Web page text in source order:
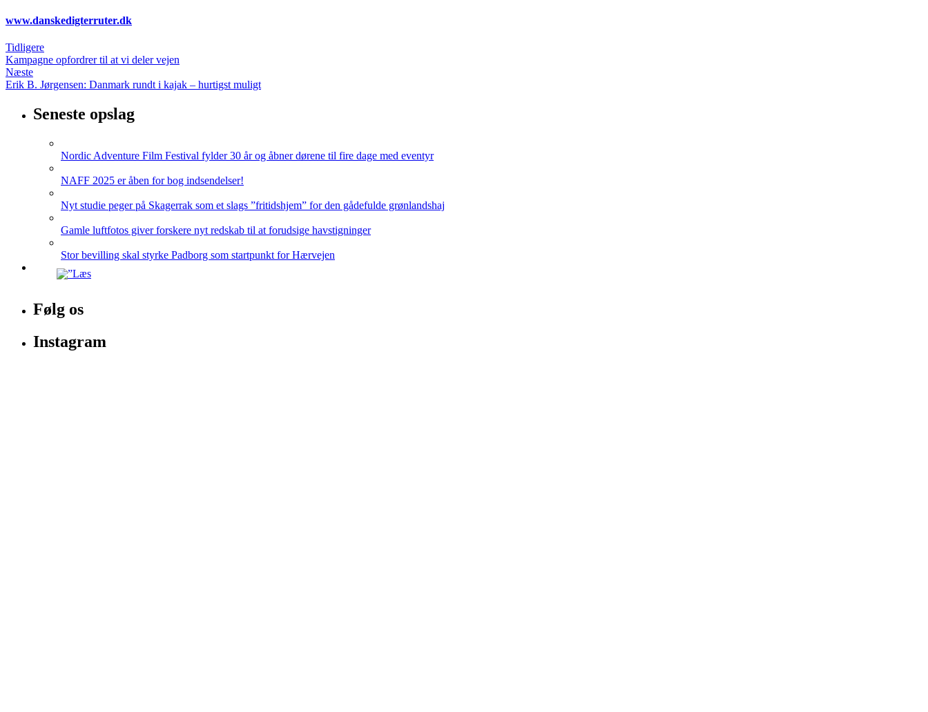
www.danskedigterruter.dk
Tidligere
Kampagne opfordrer til at vi deler vejen
Næste
Erik B. Jørgensen: Danmark rundt i kajak – hurtigst muligt
Seneste opslag
Nordic Adventure Film Festival fylder 30 år og åbner dørene til fire dage med eventyr
NAFF 2025 er åben for bog indsendelser!
Nyt studie peger på Skagerrak som et slags ”fritidshjem” for den gådefulde grønlandshaj
Gamle luftfotos giver forskere nyt redskab til at forudsige havstigninger
Stor bevilling skal styrke Padborg som startpunkt for Hærvejen
Følg os
Instagram